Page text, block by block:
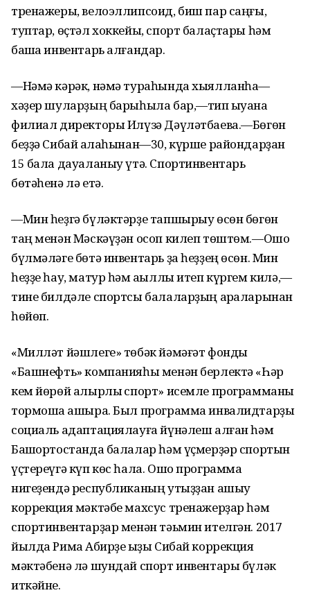
тренажеры, велоэллипсоид, биш пар саңғы,
туптар, өҫтәл хоккейы, спорт балаҫтары һәм
башҡа инвентарь алғандар.
—Нәмә кәрәк, нәмә тураһында хыялланһаҡ—
хәҙер шуларҙың барыһыла бар,—тип ҡыуана
филиал директоры Илүзә Дәүләтбаева.—Бөгөн
беҙҙә Сибай ҡалаһынан—30, күрше райондарҙан
15 бала дауаланыу үтә. Спортинвентарь
бөтәһенә лә етә.
—Мин һеҙгә бүләктәрҙе тапшырыу өсөн бөгөн
таң менән Мәскәүҙән осоп килеп төштөм.—Ошо
бүлмәләге бөтә инвентарь ҙа һеҙҙең өсөн. Мин
һеҙҙе һау, матур һәм аҡыллы итеп күргем килә,—
тине билдәле спортсы балаларҙың арҡаларынан
һөйөп.
«Милләт йәшлеге» төбәк йәмәғәт фонды
«Башнефть» компанияһы менән берлектә «Һәр
кем йөрөй алырлыҡ спорт» исемле программаны
тормошҡа ашыра. Был программа инвалидтарҙы
социаль адаптациялауға йүнәлеш алған һәм
Башҡортостанда балалар һәм үҫмерҙәр спортын
үҫтереүгә күп көс һала. Ошо программа
нигеҙендә республиканың утыҙҙан ашыу
коррекция мәктәбе махсус тренажерҙар һәм
спортинвентарҙар менән тәьмин ителгән. 2017
йылда Рима Аҡбирҙе ҡыҙы Сибай коррекция
мәктәбенә лә шундай спорт инвентары бүләк
иткәйне.